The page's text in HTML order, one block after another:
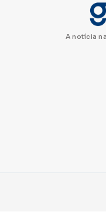
A notícia